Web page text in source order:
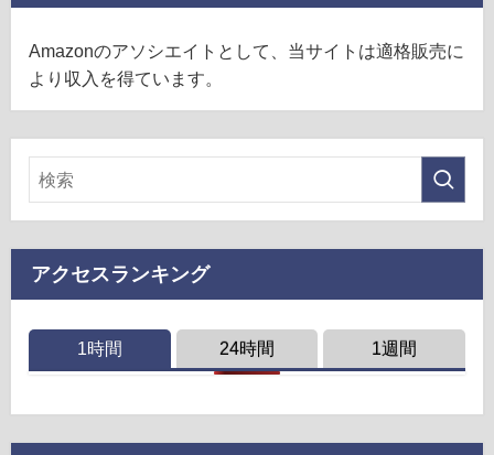
Amazonのアソシエイトとして、当サイトは適格販売に
より収入を得ています。
アクセスランキング
1時間 24時間 1週間